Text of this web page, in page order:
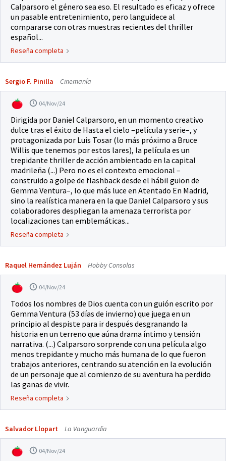
Calparsoro el género sea eso. El resultado es eficaz y ofrece
un pasable entretenimiento, pero languidece al
compararse con otras muestras recientes del thriller
español...
Reseña completa
Sergio F. Pinilla Cinemanía
04/Nov/24
Dirigida por Daniel Calparsoro, en un momento creativo
dulce tras el éxito de Hasta el cielo –película y serie–, y
protagonizada por Luis Tosar (lo más próximo a Bruce
Willis que tenemos por estos lares), la película es un
trepidante thriller de acción ambientado en la capital
madrileña (...) Pero no es el contexto emocional –
construido a golpe de flashback desde el hábil guion de
Gemma Ventura–, lo que más luce en Atentado En Madrid,
sino la realística manera en la que Daniel Calparsoro y sus
colaboradores despliegan la amenaza terrorista por
localizaciones tan emblemáticas...
Reseña completa
Raquel Hernández Luján Hobby Consolas
04/Nov/24
Todos los nombres de Dios cuenta con un guión escrito por
Gemma Ventura (53 días de invierno) que juega en un
principio al despiste para ir después desgranando la
historia en un terreno que aúna drama íntimo y tensión
narrativa. (...) Calparsoro sorprende con una película algo
menos trepidante y mucho más humana de lo que fueron
trabajos anteriores, centrando su atención en la evolución
de un personaje que al comienzo de su aventura ha perdido
las ganas de vivir.
Reseña completa
Salvador Llopart La Vanguardia
04/Nov/24